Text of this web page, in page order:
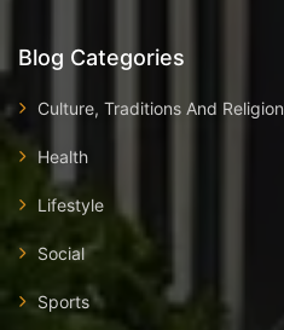
Blog Categories
Culture, Traditions And Religion
Health
Lifestyle
Social
Sports